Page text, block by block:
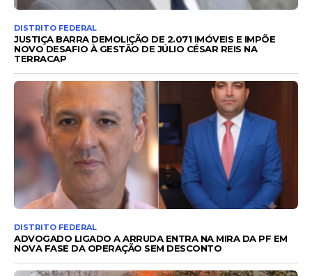
DISTRITO FEDERAL
JUSTIÇA BARRA DEMOLIÇÃO DE 2.071 IMÓVEIS E IMPÕE
NOVO DESAFIO À GESTÃO DE JÚLIO CÉSAR REIS NA
TERRACAP
DISTRITO FEDERAL
ADVOGADO LIGADO A ARRUDA ENTRA NA MIRA DA PF EM
NOVA FASE DA OPERAÇÃO SEM DESCONTO